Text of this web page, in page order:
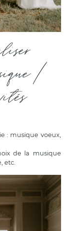
/
: musique voeux,
de la musique
etc.